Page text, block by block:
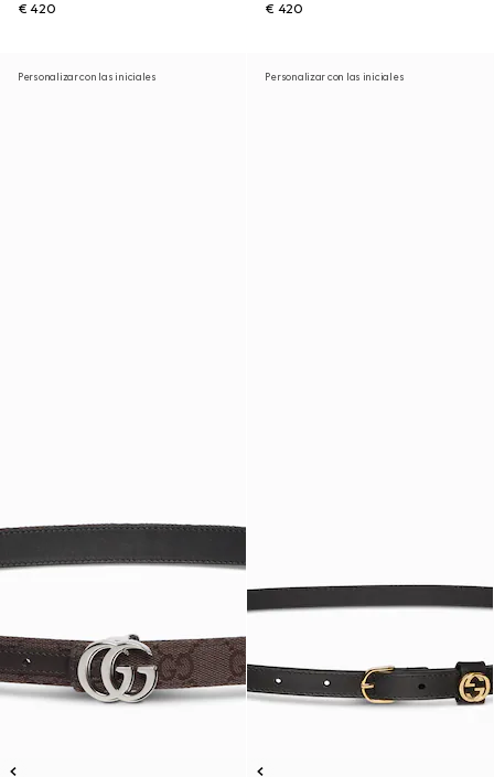
€ 420 € 420
Personalizar con las iniciales Personalizar con las iniciales